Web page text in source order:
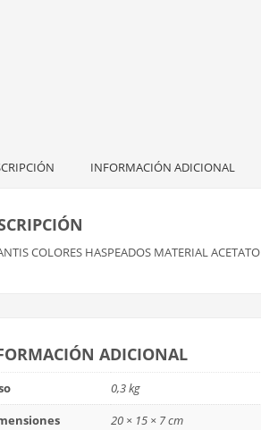
INFORMACIÓN ADICIONAL
COLORES HASPEADOS MATERIAL
ADICIONAL
0,3 kg
20 × 15 × 7 cm